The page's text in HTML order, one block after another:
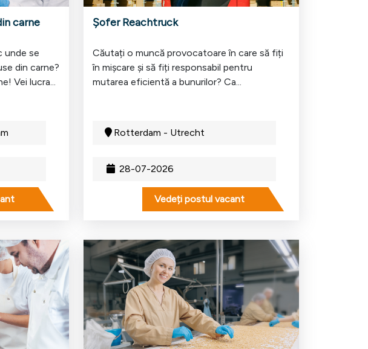
carne
unde se
din carne?
Vei lucra...
Șofer Reachtruck
28-07-2026
Rotterdam - Utrecht
Căutați o muncă provocatoare în care să fiți
în mișcare și să fiți responsabil pentru
mutarea eficientă a bunurilor? Ca...
Vedeți postul vacant